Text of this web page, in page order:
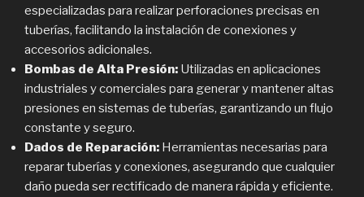
especializadas para realizar perforaciones precisas en
tuberías, facilitando la instalación de conexiones y
accesorios adicionales.
Bombas de Alta Presión: Utilizadas en aplicaciones
industriales y comerciales para generar y mantener altas
presiones en sistemas de tuberías, garantizando un flujo
constante y seguro.
Dados de Reparación: Herramientas necesarias para
reparar tuberías y conexiones, asegurando que cualquier
daño pueda ser rectificado de manera rápida y eficiente.